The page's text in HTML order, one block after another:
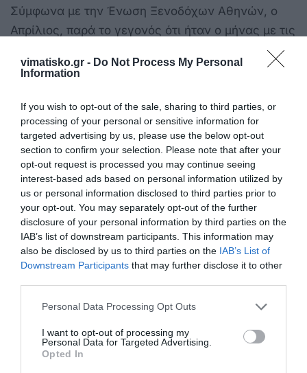
vimatisko.gr - Do Not Process My Personal
Information
If you wish to opt-out of the sale, sharing to third parties, or
processing of your personal or sensitive information for
targeted advertising by us, please use the below opt-out
section to confirm your selection. Please note that after your
opt-out request is processed you may continue seeing
interest-based ads based on personal information utilized by
us or personal information disclosed to third parties prior to
your opt-out. You may separately opt-out of the further
disclosure of your personal information by third parties on the
IAB’s list of downstream participants. This information may
also be disclosed by us to third parties on the IAB’s List of
Downstream Participants that may further disclose it to other
Personal Data Processing Opt Outs
I want to opt-out of processing my
Personal Data for Targeted Advertising.
Opted In
Σύμφωνα με την Ένωση Ξενοδόχων Αθηνών, ο
Απρίλιος, παρά το γεγονός ότι ήταν ο μήνας με τις
τετραμήνου, παρουσίασε ελαφρώς μειωμένα
σύγκριση με τον Απρίλιο του 2024. Συγκεκριμένα,
η μέση πληρότητα φέτος ανήλθε σε 78,4% έναντι
83,1% πέρυσι, ενώ το RevPar διαμορφώθηκε σε
128,33 ευρώ, λίγο χαμηλότερα από τα 130,01
ευρώ του προηγούμενου Απριλίου. Από την άλλη
πλευρά, η μέση τιμή δωματίου σημείωσε βελτίωση
της τάξης του 4,6%, ανεβαίνοντας από τα 156,52
ευρώ στα 163,68 ευρώ.
Σε ό,τι αφορά την πληρότητα, τη μέση τιμή
επιδόσεις της Αθήνας για το τετράμηνο του 2025
είναι συγκρίσιμες με αυτές άλλων σημαντικών
ευρωπαϊκών προορισμών όπως η Ρώμη, η